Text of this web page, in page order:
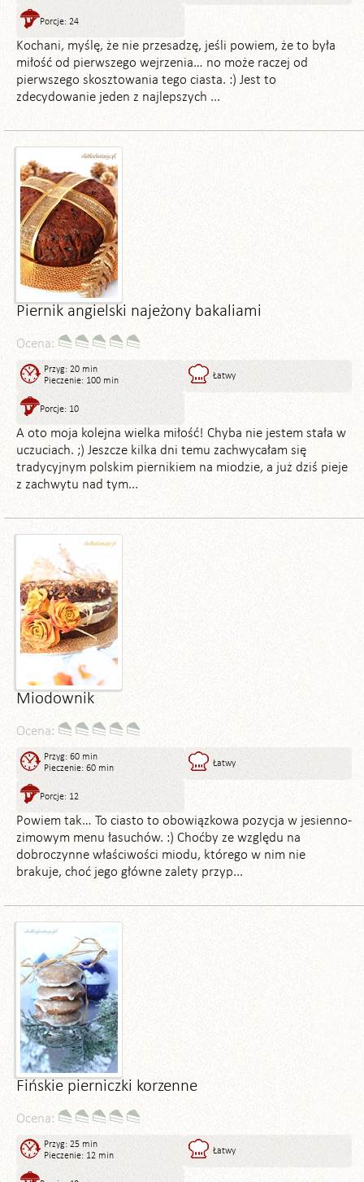
Porcje: 24
Kochani, myślę, że nie przesadzę, jeśli powiem, że to była
miłość od pierwszego wejrzenia… no może raczej od
pierwszego skosztowania tego ciasta. :) Jest to
zdecydowanie jeden z najlepszych ...
Piernik angielski najeżony bakaliami
Ocena:
Przyg: 20 min
Pieczenie: 100 min
Łatwy
Porcje: 10
A oto moja kolejna wielka miłość! Chyba nie jestem stała w
uczuciach. ;) Jeszcze kilka dni temu zachwycałam się
tradycyjnym polskim piernikiem na miodzie, a już dziś pieje
z zachwytu nad tym...
Miodownik
Ocena:
Przyg: 60 min
Pieczenie: 60 min
Łatwy
Porcje: 12
Powiem tak… To ciasto to obowiązkowa pozycja w jesienno-
zimowym menu łasuchów. :) Choćby ze względu na
dobroczynne właściwości miodu, którego w nim nie
brakuje, choć jego główne zalety przyp...
Fińskie pierniczki korzenne
Ocena:
Przyg: 25 min
Pieczenie: 12 min
Łatwy